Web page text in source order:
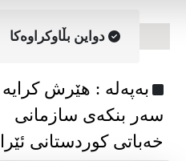
دواین بڵاوکراوه‌کا
به‌په‌له‌ : هێرش کرایە
سەر بنکەی سازمانی
خەباتی کوردستانی